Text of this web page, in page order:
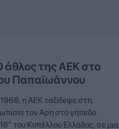
της ΑΕΚ στο
Παπαϊωάννου
η ΑΕΚ ταξίδεψε στη
τον Άρη στο γήπεδο
του Κυπέλλου Ελλάδας, σε μια